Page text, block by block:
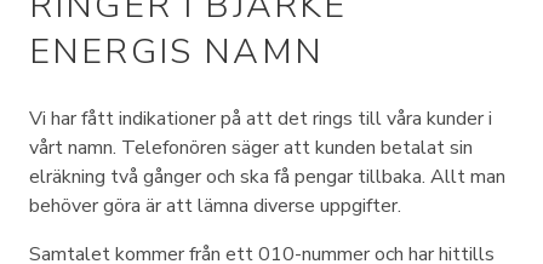
Bjärkefiber
Om Bjärke Energi
Kundservice
Elproducent
ENERGIS NAMN
Vi har fått indikationer på att det rings till våra kunder i
vårt namn. Telefonören säger att kunden betalat sin
elräkning två gånger och ska få pengar tillbaka. Allt man
behöver göra är att lämna diverse uppgifter.
Samtalet kommer från ett 010-nummer och har hittills